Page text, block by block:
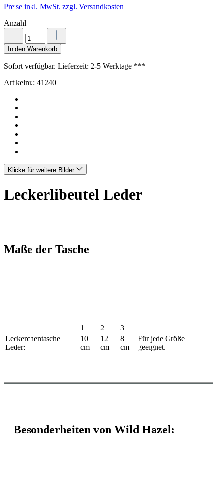
Preise inkl. MwSt. zzgl. Versandkosten
Anzahl
In den Warenkorb
Sofort verfügbar, Lieferzeit: 2-5 Werktage ***
Artikelnr.: 41240
Klicke für weitere Bilder
Leckerlibeutel Leder
Maße der Tasche
1 2
3
Leckerchentasche
Leder:
10
cm
12
cm
8
cm
Für jede Größe
geeignet.
Besonderheiten von Wild Hazel: